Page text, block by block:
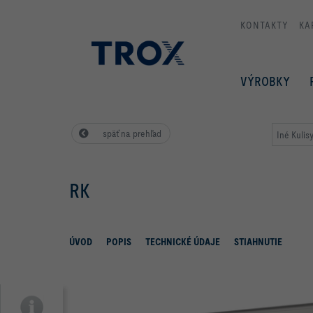
KONTAKTY
VÝROBKY
späť na prehľad Iné Kulisy
RK
ÚVOD POPIS TECHNICKÉ ÚDAJE STIAHNUTIE